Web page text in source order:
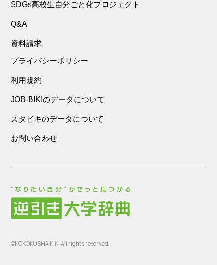
SDGs高校生自分ごと化プロジェクト
Q&A
資料請求
プライバシーポリシー
利用規約
JOB-BIKIのデータについて
スタビキのデータについて
お問い合わせ
©KOKOKUSHA K.K. All rights reserved.